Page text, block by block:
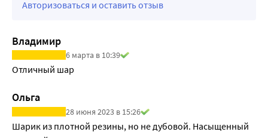
Авторизоваться и оставить отзыв
Владимир
6 марта в 10:39
Отличный шар
Ольга
28 июня 2023 в 15:26
Шарик из плотной резины, но не дубовой. Насыщенный